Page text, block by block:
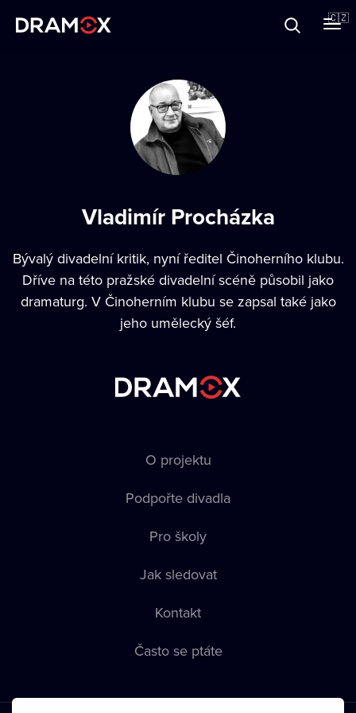
🇨🇿
Vladimír Procházka
Bývalý divadelní kritik, nyní ředitel Činoherního klubu.
Dříve na této pražské divadelní scéně působil jako
dramaturg. V Činoherním klubu se zapsal také jako
jeho umělecký šéf.
O projektu
Podpořte divadla
Pro školy
Jak sledovat
Kontakt
Často se ptáte